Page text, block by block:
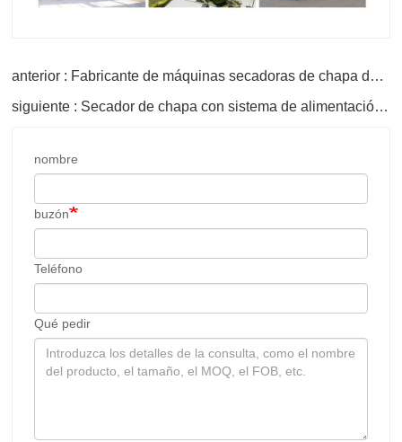
anterior : Fabricante de máquinas secadoras de chapa de madera frontal
siguiente : Secador de chapa con sistema de alimentación automática
nombre
buzón
Teléfono
Qué pedir